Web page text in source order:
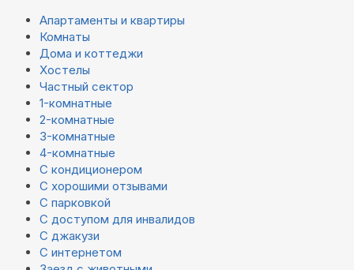
Апартаменты и квартиры
Комнаты
Дома и коттеджи
Хостелы
Частный сектор
1-комнатные
2-комнатные
3-комнатные
4-комнатные
С кондиционером
С хорошими отзывами
С парковкой
С доступом для инвалидов
С джакузи
С интернетом